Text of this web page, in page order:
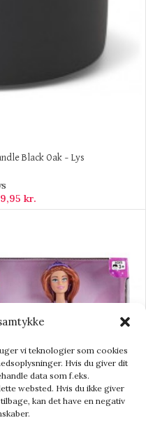
vi teknologier som cookies
Hvis du giver dit
data som f.eks.
websted. Hvis du ikke giver
kan det have en negativ
Black Oak – Lys
kr.